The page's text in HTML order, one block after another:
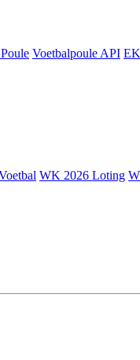
Voetbalpoule API
WK 2026 Loting